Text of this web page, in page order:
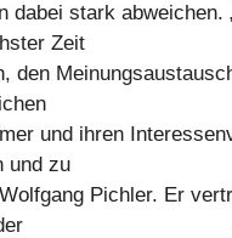
dabei stark abweichen.
Zeit
den
und ihren
und zu
Pichler. Er